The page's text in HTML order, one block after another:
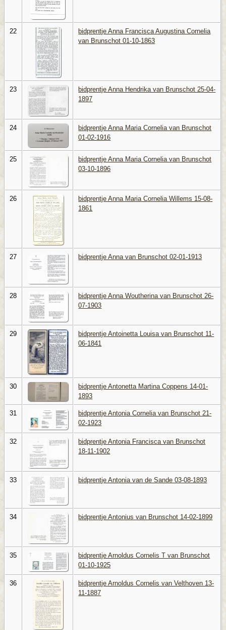
22
bidprentje Anna Francisca Augustina Cornelia
van Brunschot 01-10-1863
23
bidprentje Anna Hendrika van Brunschot 25-04-
1897
24
bidprentje Anna Maria Cornelia van Brunschot
01-02-1916
25
bidprentje Anna Maria Cornelia van Brunschot
03-10-1896
26
bidprentje Anna Maria Cornelia Willems 15-08-
1861
27 bidprentje Anna van Brunschot 02-01-1913
28
bidprentje Anna Woutherina van Brunschot 26-
07-1903
29
bidprentje Antoinetta Louisa van Brunschot 11-
06-1841
30
bidprentje Antonetta Martina Coppens 14-01-
1893
31
bidprentje Antonia Cornelia van Brunschot 21-
02-1923
32
bidprentje Antonia Francisca van Brunschot
18-11-1902
33 bidprentje Antonia van de Sande 03-08-1893
34 bidprentje Antonius van Brunschot 14-02-1899
35
bidprentje Arnoldus Cornelis T van Brunschot
01-10-1925
36
bidprentje Arnoldus Cornelis van Velthoven 13-
11-1887